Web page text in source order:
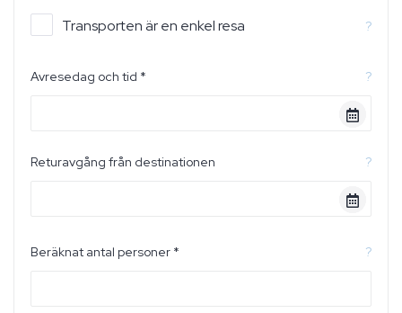
Transporten är en enkel resa ?
Avresedag och tid * ?
Returavgång från destinationen ?
Beräknat antal personer * ?